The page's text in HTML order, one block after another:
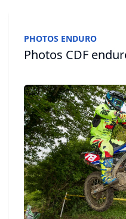
PHOTOS ENDURO
Photos CDF